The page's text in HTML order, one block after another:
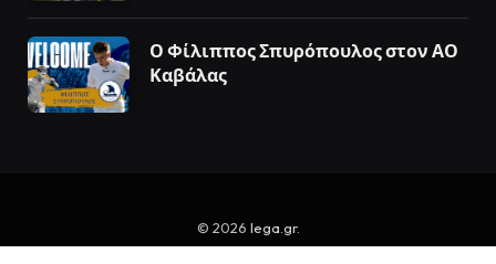
Ο Φίλιππος Σπυρόπουλος στον ΑΟ
Καβάλας
© 2026 lega.gr.